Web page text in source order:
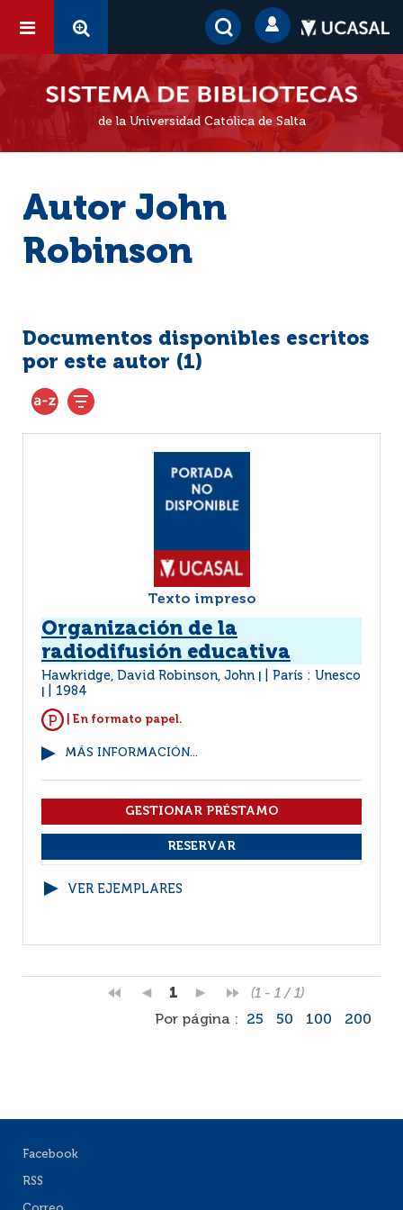
de la Universidad Católica de Salta
Autor John
Robinson
Documentos disponibles escritos
por este autor (1)
Texto impreso
Organización de la
radiodifusión educativa
Hawkridge, David Robinson, John París : Unesco
1984
| En formato papel.
MÁS INFORMACIÓN...
VER EJEMPLARES
1
(1 - 1 / 1)
Por página :
25 50 100 200
Facebook
RSS